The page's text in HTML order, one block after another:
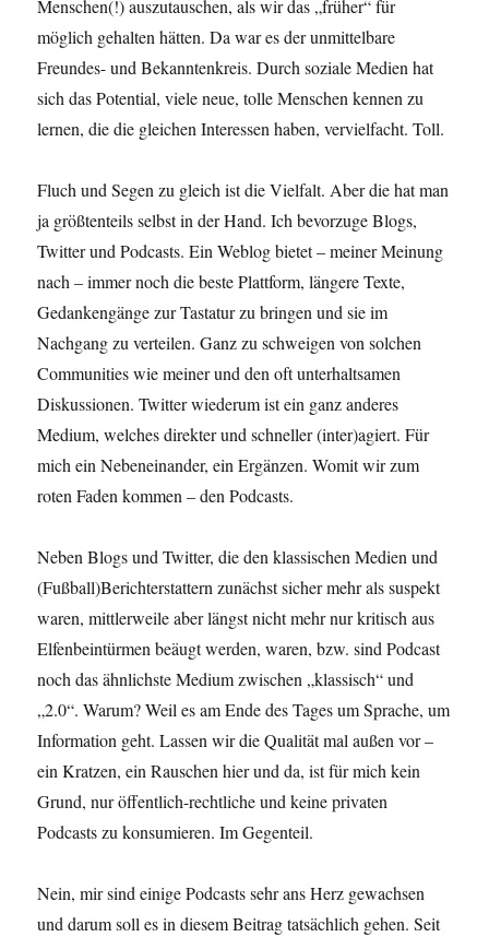
Menschen(!) auszutauschen, als wir das „früher“ für
möglich gehalten hätten. Da war es der unmittelbare
Freundes- und Bekanntenkreis. Durch soziale Medien hat
sich das Potential, viele neue, tolle Menschen kennen zu
lernen, die die gleichen Interessen haben, vervielfacht. Toll.
Fluch und Segen zu gleich ist die Vielfalt. Aber die hat man
ja größtenteils selbst in der Hand. Ich bevorzuge Blogs,
Twitter und Podcasts. Ein Weblog bietet – meiner Meinung
nach – immer noch die beste Plattform, längere Texte,
Gedankengänge zur Tastatur zu bringen und sie im
Nachgang zu verteilen. Ganz zu schweigen von solchen
Communities wie meiner und den oft unterhaltsamen
Diskussionen. Twitter wiederum ist ein ganz anderes
Medium, welches direkter und schneller (inter)agiert. Für
mich ein Nebeneinander, ein Ergänzen. Womit wir zum
roten Faden kommen – den Podcasts.
Neben Blogs und Twitter, die den klassischen Medien und
(Fußball)Berichterstattern zunächst sicher mehr als suspekt
waren, mittlerweile aber längst nicht mehr nur kritisch aus
Elfenbeintürmen beäugt werden, waren, bzw. sind Podcast
noch das ähnlichste Medium zwischen „klassisch“ und
„2.0“. Warum? Weil es am Ende des Tages um Sprache, um
Information geht. Lassen wir die Qualität mal außen vor –
ein Kratzen, ein Rauschen hier und da, ist für mich kein
Grund, nur öffentlich-rechtliche und keine privaten
Podcasts zu konsumieren. Im Gegenteil.
Nein, mir sind einige Podcasts sehr ans Herz gewachsen
und darum soll es in diesem Beitrag tatsächlich gehen. Seit